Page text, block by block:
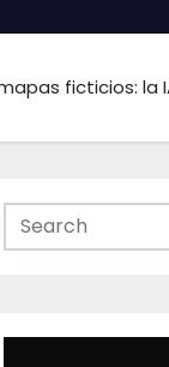
ficticios: